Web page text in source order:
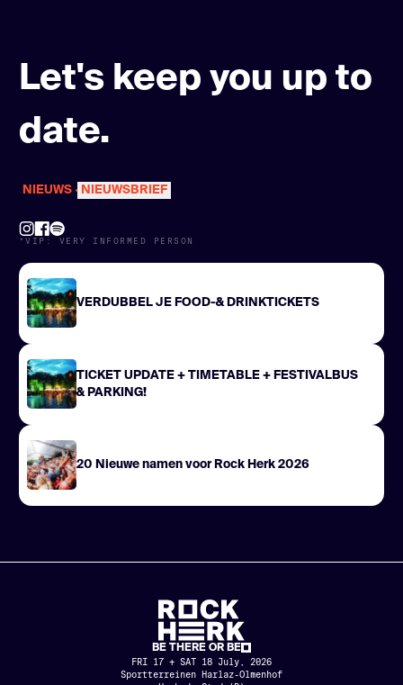
Let's keep you up to
date.
NIEUWS ● NIEUWSBRIEF
*VIP: VERY INFORMED PERSON
VERDUBBEL JE FOOD-& DRINKTICKETS
TICKET UPDATE + TIMETABLE + FESTIVALBUS
& PARKING!
20 Nieuwe namen voor Rock Herk 2026
BE THERE OR BE
FRI 17 + SAT 18 July, 2026
Sportterreinen Harlaz-Olmenhof